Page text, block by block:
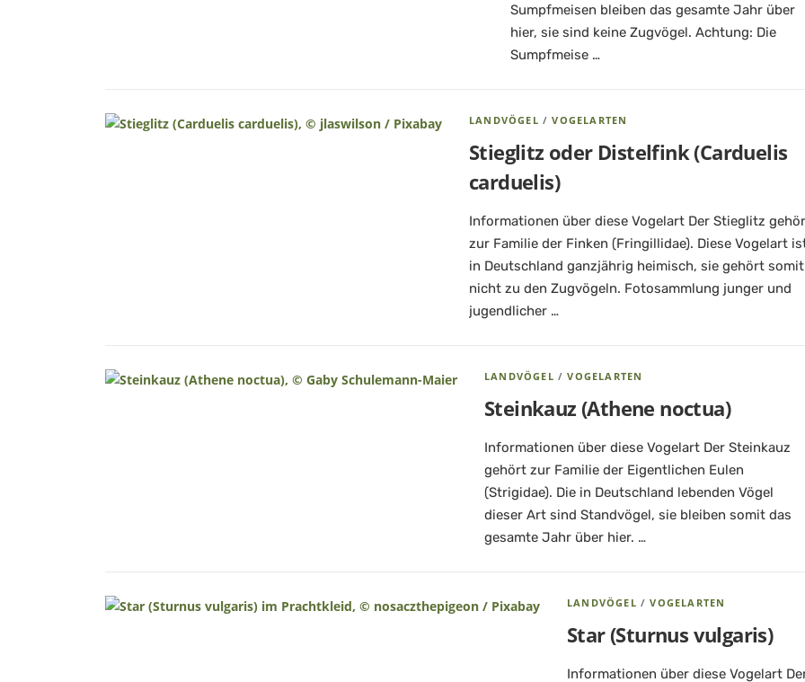
Sumpfmeisen bleiben das gesamte Jahr über
hier, sie sind keine Zugvögel. Achtung: Die
Sumpfmeise …
LANDVÖGEL /VOGELARTEN
Stieglitz oder Distelfink (Carduelis
carduelis)
Informationen über diese Vogelart Der Stieglitz
zur Familie der Finken (Fringillidae). Diese Vogelart
in Deutschland ganzjährig heimisch, sie gehört somit
nicht zu den Zugvögeln. Fotosammlung junger und
jugendlicher …
LANDVÖGEL /VOGELARTEN
Steinkauz (Athene noctua)
Informationen über diese Vogelart Der Steinkauz
gehört zur Familie der Eigentlichen Eulen
(Strigidae). Die in Deutschland lebenden Vögel
dieser Art sind Standvögel, sie bleiben somit das
gesamte Jahr über hier. …
LANDVÖGEL /VOGELARTEN
Star (Sturnus vulgaris)
Informationen über diese Vogelart